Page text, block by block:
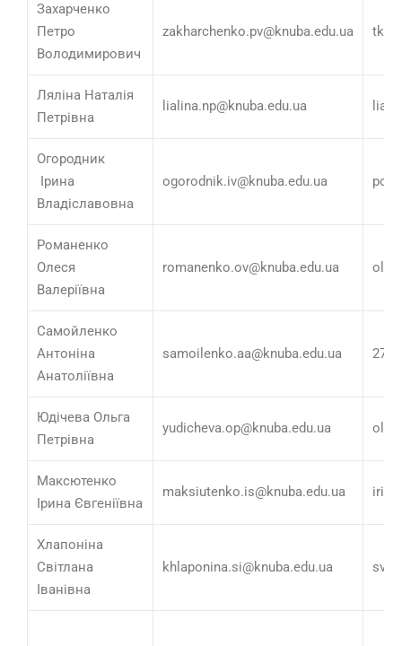
Захарченко
Петро
Володимирович
zakharchenko.pv@knuba.edu.ua
Ляліна Наталія
Петрівна
lialina.np@knuba.edu.ua
Огородник
Ірина
Владіславовна
ogorodnik.iv@knuba.edu.ua
Романенко
Олеся
Валеріївна
romanenko.ov@knuba.edu.ua
Самойленко
Антоніна
Анатоліївна
samoilenko.aa@knuba.edu.ua
Юдічева Ольга
Петрівна
yudicheva.op@knuba.edu.ua
Максютенко
Ірина Євгеніївна
maksiutenko.is@knuba.edu.ua
Хлапоніна
Світлана
Іванівна
khlaponina.si@knuba.edu.ua